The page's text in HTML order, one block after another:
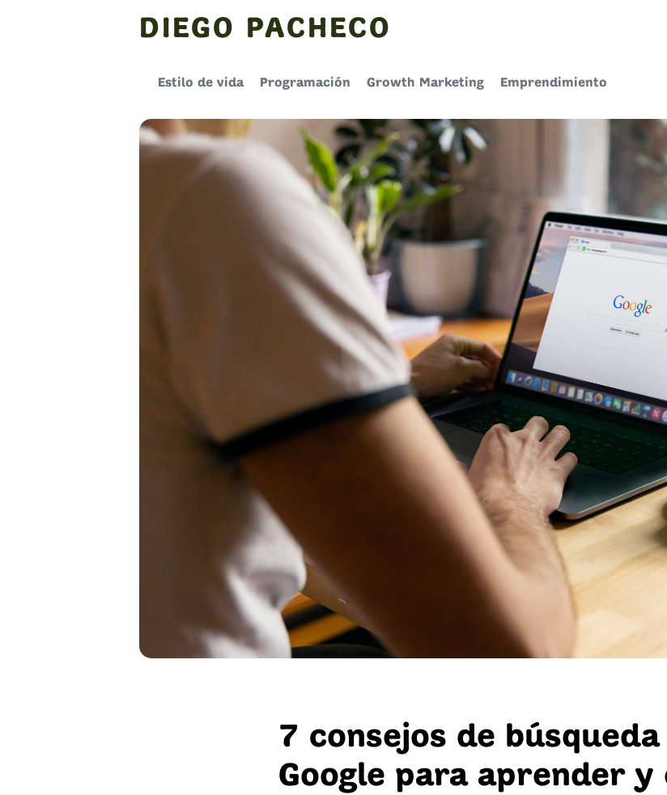
DIEGO PACHECO
Estilo de vida Programación Growth Marketing Emprendimiento
7 consejos de búsqueda
Google para aprender